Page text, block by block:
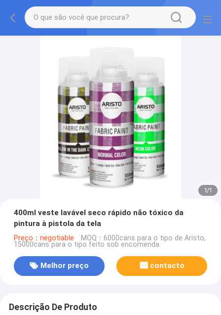
1/1
400ml veste lavável seco rápido não tóxico da
pintura à pistola da tela
Preço：negotiable MOQ：6000cans para o tipo de Aristo,
15000cans para o tipo feito sob encomenda
Melhor preço contacto
Descrição De Produto